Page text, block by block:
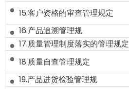
15.客户资格的审查管理规定
16.产品追溯管理规
17.质量管理制度落实的管理规定
18.质量自查管理规定
19.产品进货检验管理规